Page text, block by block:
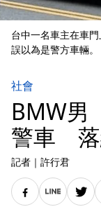
台中一名車主在車
誤以為是警方車輛。
社會
BMW男
警車 落
記者 ｜ 許行君